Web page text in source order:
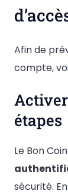
Afin de
compte,
étapes
Le Bon
sécurité.